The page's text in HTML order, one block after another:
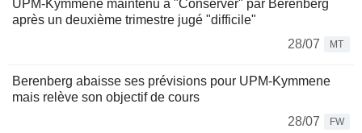
UPM-Kymmene maintenu à "Conserver" par Berenberg
après un deuxième trimestre jugé "difficile"
28/07
MT
Berenberg abaisse ses prévisions pour UPM-Kymmene
mais relève son objectif de cours
28/07
FW